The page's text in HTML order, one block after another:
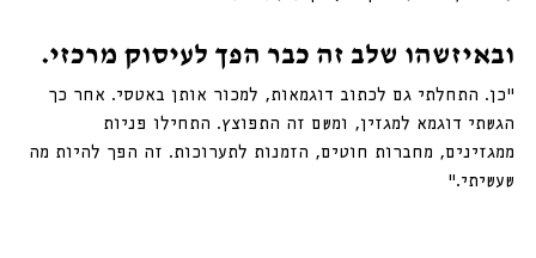
ובאיזשהו שלב זה כבר הפך לעיסוק מרכזי.
“כן. התחלתי גם לכתוב דוגמאות, למכור אותן באטסי. אחר כך
הגשתי דוגמא למגזין, ומשם זה התפוצץ. התחילו פניות
ממגזינים, מחברות חוטים, הזמנות לתערוכות. זה הפך להיות מה
שעשיתי.”